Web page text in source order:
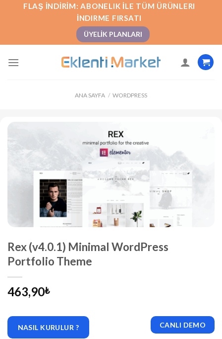
FLAŞ İNDIRIM: ABONELIK İLE TÜM ÜRÜNLERI
İNDIRME FIRSATI
ÜYELIK PLANLARI
ANA SAYFA / WORDPRESS
Rex (v4.0.1) Minimal WordPress
Portfolio Theme
463,90₺
NASIL KURULUR ? CANLI DEMO